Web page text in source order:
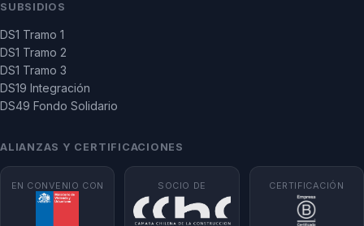
SUBSIDIOS
DS1 Tramo 1
DS1 Tramo 2
DS1 Tramo 3
DS19 Integración
DS49 Fondo Solidario
ALIANZAS Y CERTIFICACIONES
EN CONVENIO CON SOCIO DE CERTIFICACIÓN